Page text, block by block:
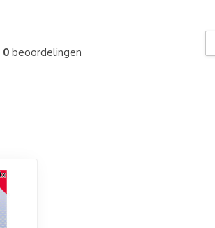
0beoordelingen